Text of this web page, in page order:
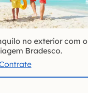
no exterior com o
Bradesco.